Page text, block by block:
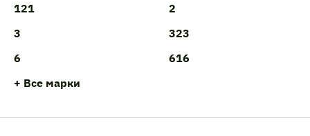
121
2
3
323
6
616
+ Все марки